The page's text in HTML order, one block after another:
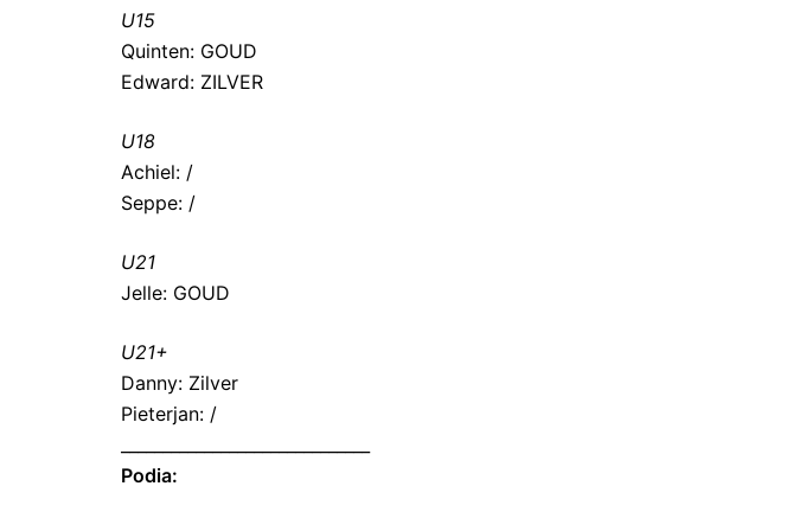
U15
Quinten: GOUD
Edward: ZILVER
U18
Achiel: /
Seppe: /
U21
Jelle: GOUD
U21+
Danny: Zilver
Pieterjan: /
Podia: